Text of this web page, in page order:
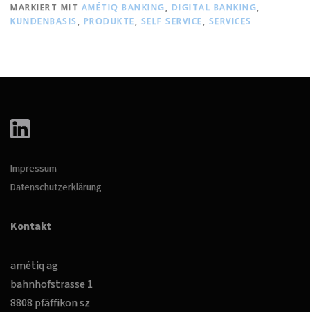
MARKIERT MIT AMÉTIQ BANKING, DIGITAL BANKING,
KUNDENBASIS, PRODUKTE, SELF SERVICE, SERVICES
Impressum
Datenschutzerklärung
Kontakt
amétiq ag
bahnhofstrasse 1
8808 pfäffikon sz